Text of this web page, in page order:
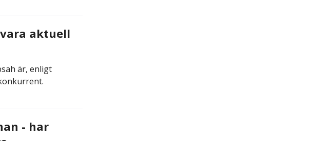
aktuell
är, enligt
- har